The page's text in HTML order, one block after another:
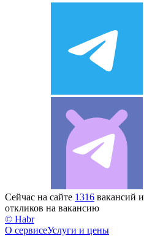
Сейчас на сайте 1316 вакансий и
откликов на вакансию
© Habr
О сервисеУслуги и цены